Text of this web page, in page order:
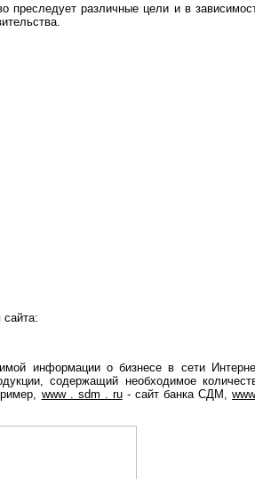
преследует различные цели и в
сайта:
информации о бизнесе в сети
содержащий необходимое
www . sdm . ru- сайт банка СДМ,